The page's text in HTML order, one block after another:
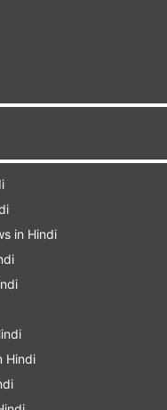
और एंटी-
और अशुद्धियों को
को धीमा कर देता है,
होता और उसकी शेल्फ-
Advertisement
in Hindi
Hindi